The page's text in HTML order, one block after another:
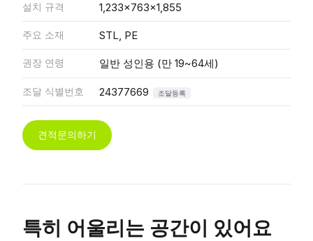
설치 규격 1,233x763x1,855
주요 소재 STL, PE
권장 연령 일반 성인용 (만 19~64세)
조달 식별번호 24377669 조달등록
견적문의하기
특히 어울리는 공간이 있어요